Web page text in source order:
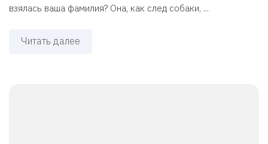
взялась ваша фамилия? Она, как след собаки, ...
Читать далее